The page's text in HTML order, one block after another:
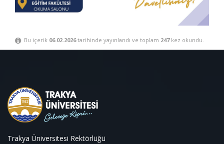
Bu içerik 06.02.2026tarihinde yayınlandı ve toplam 247kez okundu.
Trakya Üniversitesi Rektörlüğü